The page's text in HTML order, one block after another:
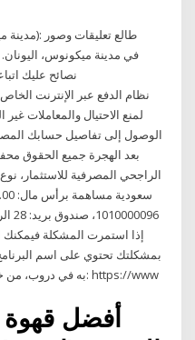
نصائح عليك
نظام الدفع عبر الإنترنت الخاص
الراجحي المصرفية للاستثمار،
إذا استمرت المشكلة فيمكنك
بمشكلتك تحتوي على اسم
به في دروب، من خلال صفحة(اتصل بنا) عبر الرابط التالي: https://www
أفضل